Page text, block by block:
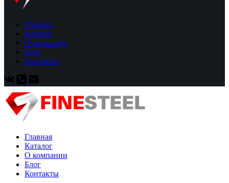
Главная
Каталог
О компании
Блог
Контакты
Главная
Каталог
О компании
Блог
Контакты